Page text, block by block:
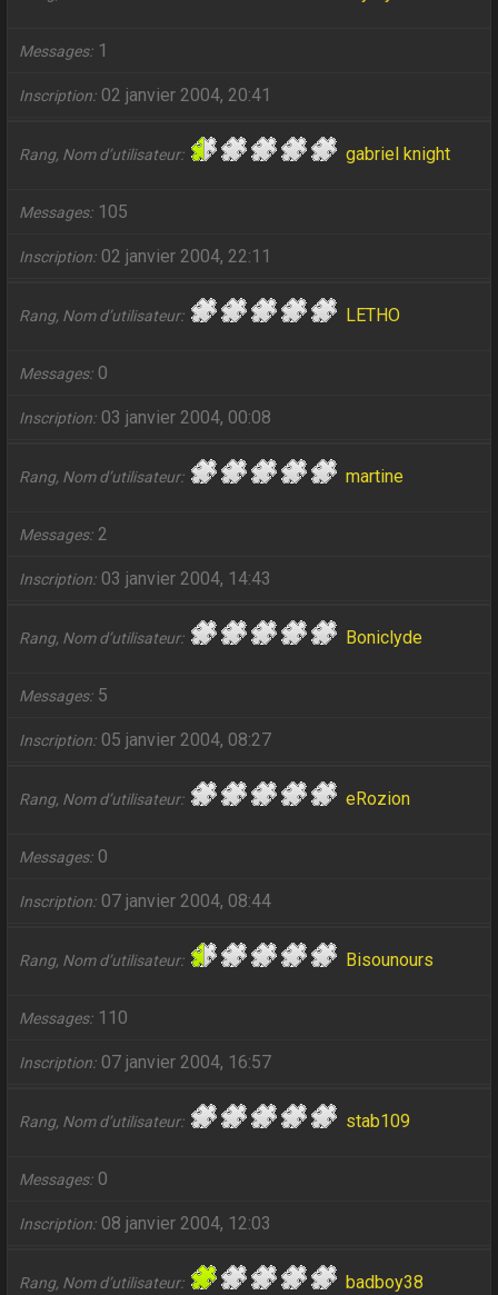
Messages 1
Inscription 02 janvier 2004, 20:41
Rang, Nom d’utilisateur gabriel knight
Messages 105
Inscription 02 janvier 2004, 22:11
Rang, Nom d’utilisateur LETHO
Messages 0
Inscription 03 janvier 2004, 00:08
Rang, Nom d’utilisateur martine
Messages 2
Inscription 03 janvier 2004, 14:43
Rang, Nom d’utilisateur Boniclyde
Messages 5
Inscription 05 janvier 2004, 08:27
Rang, Nom d’utilisateur eRozion
Messages 0
Inscription 07 janvier 2004, 08:44
Rang, Nom d’utilisateur Bisounours
Messages 110
Inscription 07 janvier 2004, 16:57
Rang, Nom d’utilisateur stab109
Messages 0
Inscription 08 janvier 2004, 12:03
Rang, Nom d’utilisateur badboy38